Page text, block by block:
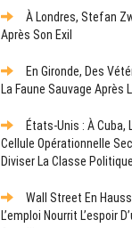
À Londres, Stefan
Après Son Exil
En Gironde, Des
La Faune Sauvage Après
États-Unis : À Cuba,
Cellule Opérationnelle
Diviser La Classe
Wall Street En
L’emploi Nourrit L’espoir